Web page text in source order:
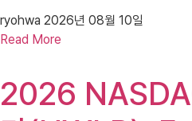
ryohwa 2026년 08월 10일
Read More
2026